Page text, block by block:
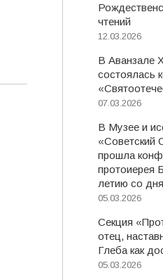
чтений
12.03.2026
В Аванзале
состоялась
07.03.2026
В Музее и
«Советский
прошла
протоиерея
летию со
05.03.2026
Секция
отец,
Глеба как
05.03.2026